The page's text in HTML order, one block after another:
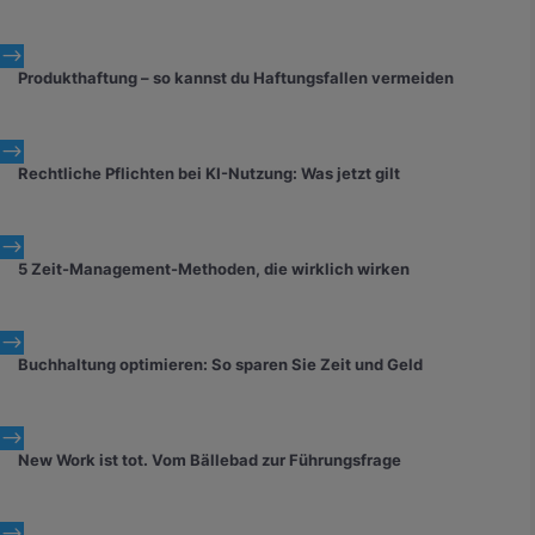
$
Produkthaftung – so kannst du Haftungsfallen vermeiden
$
Rechtliche Pflichten bei KI-Nutzung: Was jetzt gilt
$
5 Zeit-Management-Methoden, die wirklich wirken
$
Buchhaltung optimieren: So sparen Sie Zeit und Geld
$
New Work ist tot. Vom Bällebad zur Führungsfrage